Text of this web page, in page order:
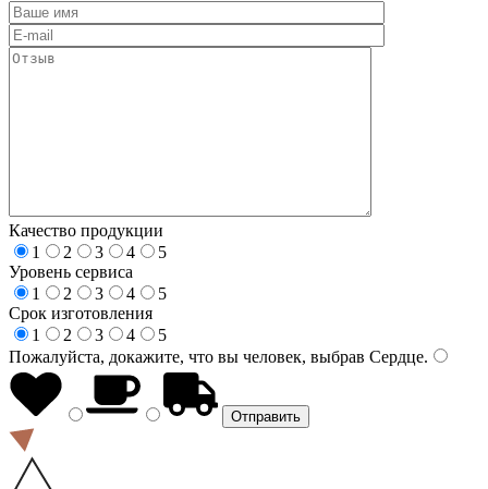
Качество продукции
1
2 3 4
5
Уровень сервиса
1
2 3 4
5
Срок изготовления
1
2 3 4
5
Пожалуйста, докажите, что вы человек, выбрав Сердце.